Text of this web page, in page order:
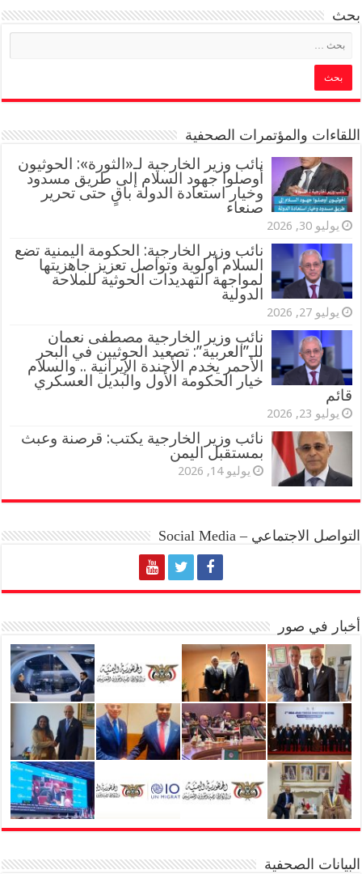
بحث
اللقاءات والمؤتمرات الصحفية
‏نائب وزير الخارجية لـ«الثورة»: الحوثيون
أوصلوا جهود السلام إلى طريق مسدود
وخيار استعادة الدولة باقٍ حتى تحرير
صنعاء
يوليو 30, 2026
نائب وزير الخارجية: الحكومة اليمنية تضع
السلام أولوية وتواصل تعزيز جاهزيتها
لمواجهة التهديدات الحوثية للملاحة
الدولية
يوليو 27, 2026
نائب وزير الخارجية مصطفى نعمان
للـ”العربية”: تصعيد الحوثيين في البحر
الأحمر يخدم الأجندة الإيرانية .. والسلام
خيار الحكومة الأول والبديل العسكري
قائم
يوليو 23, 2026
نائب وزير الخارجية يكتب: قرصنة وعبث
بمستقبل اليمن
يوليو 14, 2026
التواصل الاجتماعي – Social Media
أخبار في صور
البيانات الصحفية